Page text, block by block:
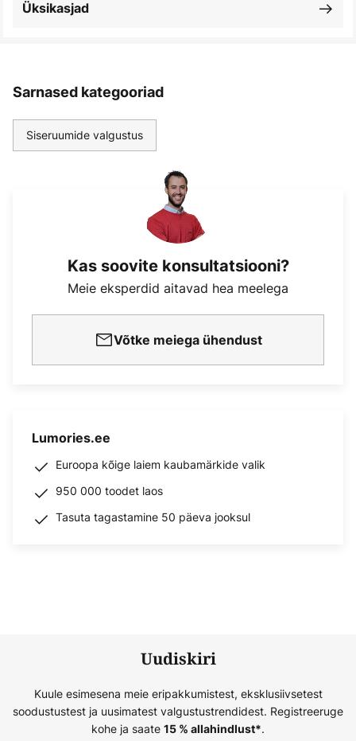
Üksikasjad
Sarnased kategooriad
Siseruumide valgustus
Kas soovite konsultatsiooni?
Meie eksperdid aitavad hea meelega
Võtke meiega ühendust
Lumories.ee
Euroopa kõige laiem kaubamärkide valik
950 000 toodet laos
Tasuta tagastamine 50 päeva jooksul
Uudiskiri
Kuule esimesena meie eripakkumistest, eksklusiivsetest
soodustustest ja uusimatest valgustustrendidest. Registreeruge
kohe ja saate 15 % allahindlust*.